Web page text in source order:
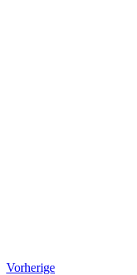
Vorherige